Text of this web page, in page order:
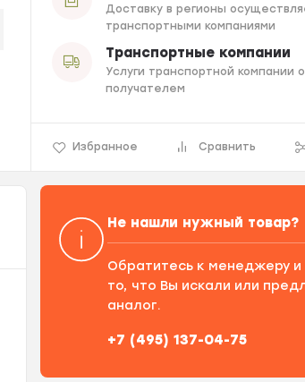
Доставку в регионы
транспортными компаниями
Транспортные компании
Услуги транспортной компании
получателем
Избранное Сравнить
Не нашли нужный товар?
Обратитесь к менеджеру
то, что Вы искали или
аналог.
+7 (495) 137-04-75